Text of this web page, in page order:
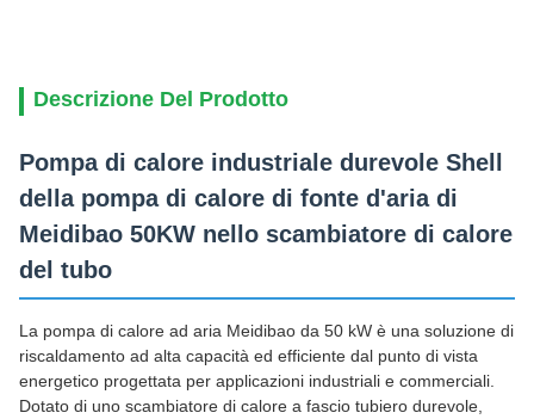
Descrizione Del Prodotto
Pompa di calore industriale durevole Shell
della pompa di calore di fonte d'aria di
Meidibao 50KW nello scambiatore di calore
del tubo
La pompa di calore ad aria Meidibao da 50 kW è una soluzione di
riscaldamento ad alta capacità ed efficiente dal punto di vista
energetico progettata per applicazioni industriali e commerciali.
Dotato di uno scambiatore di calore a fascio tubiero durevole,